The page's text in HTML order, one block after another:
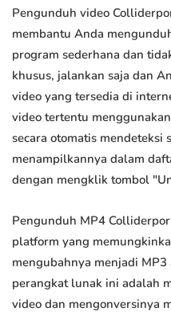
Pengunduh video
membantu Anda
program sederhana dan
khusus, jalankan saja dan
video yang tersedia di
video tertentu
secara otomatis mendeteksi
menampilkannya dalam
dengan mengklik tombol
Pengunduh MP4
platform yang
mengubahnya menjadi
perangkat lunak ini adalah
video dan mengonversinya